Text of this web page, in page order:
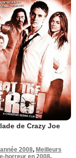
de Crazy Joe
2008, Meilleurs
horreur en 2008.